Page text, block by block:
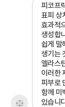
피코프
표피 상
효과적
생성합
쉽게 말
생기는
엘라스
이러한
피부로
함께 미
있습니